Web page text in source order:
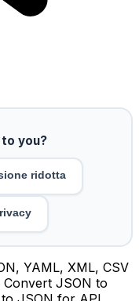
you?
ridotta
YAML, XML, CSV
JSON to